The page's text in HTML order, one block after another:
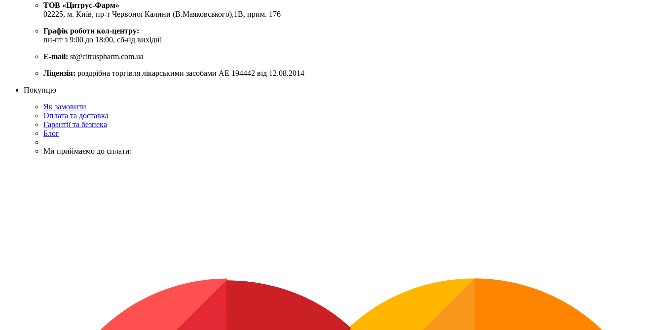
ТОВ «Цитрус-Фарм»
02225, м. Київ, пр-т Червоної Калини (В.Маяковського),1В, прим. 176
Графік роботи кол-центру:
пн-пт з 9:00 до 18:00, сб-нд вихідні
E-mail: st@citruspharm.com.ua
Ліцензія: роздрібна торгівля лікарськими засобами АЕ 194442 від 12.08.2014
Покупцю
Як замовити
Оплата та доставка
Гарантії та безпека
Блог
Ми приймаємо до сплати: